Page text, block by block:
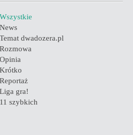
Wszystkie
News
Temat dwadozera.pl
Rozmowa
Opinia
Krótko
Reportaż
Liga gra!
11 szybkich